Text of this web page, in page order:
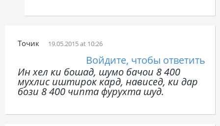
Точик 19.05.2015 at 10:26
Войдите, чтобы ответить
Ин хел ки бошад, шумо бачои 8 400
мухлис иштирок кард, нависед, ки дар
бози 8 400 чипта фурухта шуд.